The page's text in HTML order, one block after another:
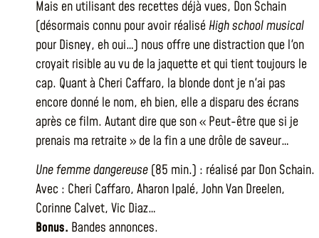
Mais en utilisant des recettes déjà vues, Don Schain
(désormais connu pour avoir réalisé High school musical
pour Disney, eh oui…) nous offre une distraction que l'on
croyait risible au vu de la jaquette et qui tient toujours le
cap. Quant à Cheri Caffaro, la blonde dont je n'ai pas
encore donné le nom, eh bien, elle a disparu des écrans
après ce film. Autant dire que son « Peut-être que si je
prenais ma retraite » de la fin a une drôle de saveur…
Une femme dangereuse (85 min.) : réalisé par Don Schain.
Avec : Cheri Caffaro, Aharon Ipalé, John Van Dreelen,
Corinne Calvet, Vic Diaz…
Bonus. Bandes annonces.